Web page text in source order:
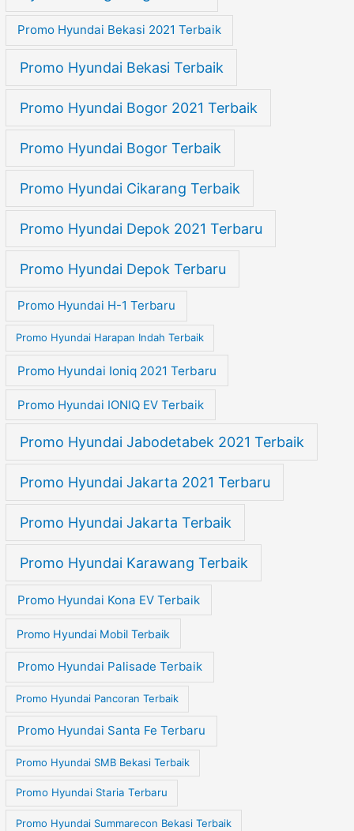
Promo Hyundai Bekasi 2021 Terbaik
Promo Hyundai Bekasi Terbaik
Promo Hyundai Bogor 2021 Terbaik
Promo Hyundai Bogor Terbaik
Promo Hyundai Cikarang Terbaik
Promo Hyundai Depok 2021 Terbaru
Promo Hyundai Depok Terbaru
Promo Hyundai H-1 Terbaru
Promo Hyundai Harapan Indah Terbaik
Promo Hyundai Ioniq 2021 Terbaru
Promo Hyundai IONIQ EV Terbaik
Promo Hyundai Jabodetabek 2021 Terbaik
Promo Hyundai Jakarta 2021 Terbaru
Promo Hyundai Jakarta Terbaik
Promo Hyundai Karawang Terbaik
Promo Hyundai Kona EV Terbaik
Promo Hyundai Mobil Terbaik
Promo Hyundai Palisade Terbaik
Promo Hyundai Pancoran Terbaik
Promo Hyundai Santa Fe Terbaru
Promo Hyundai SMB Bekasi Terbaik
Promo Hyundai Staria Terbaru
Promo Hyundai Summarecon Bekasi Terbaik